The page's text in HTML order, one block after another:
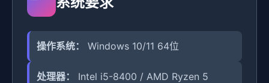
操作系统： Windows 10/11 64位
处理器：
Intel i5-8400 / AMD Ryzen 5